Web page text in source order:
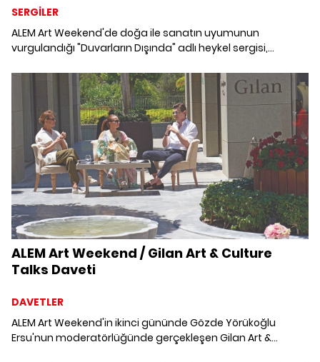
SERGİLER
ALEM Art Weekend'de doğa ile sanatın uyumunun
vurgulandığı "Duvarların Dışında" adlı heykel sergisi,
sanatında ‘Doğa' insanla yaşamın uyumunu göstermesi
açısından en önemli esin kaynağıdır” diyor Galerici ve
Sanat Danışmanı Sabiha Kurtulmuş. Tanzer Arığ, Mike Berg,
Osman Dinç, Ebru Döşekçi, Erdal Duman, Seçkin Pirim, Nilhan
Sesalan, Mithat Şen, Kemal Tufan, Ayla Turan ve Mehmet
Ali Uysal'ın eserlerini; Mandarin Oriental, Bodrum'un eşsiz
manzarasında bir araya getiren sergi izleyicilere keyifli bir
deneyim vadediyor.
ALEM Art Weekend / Gilan Art & Culture
Talks Daveti
DAVETLER
ALEM Art Weekend'in ikinci gününde Gözde Yörükoğlu
Ersu'nun moderatörlüğünde gerçekleşen Gilan Art &